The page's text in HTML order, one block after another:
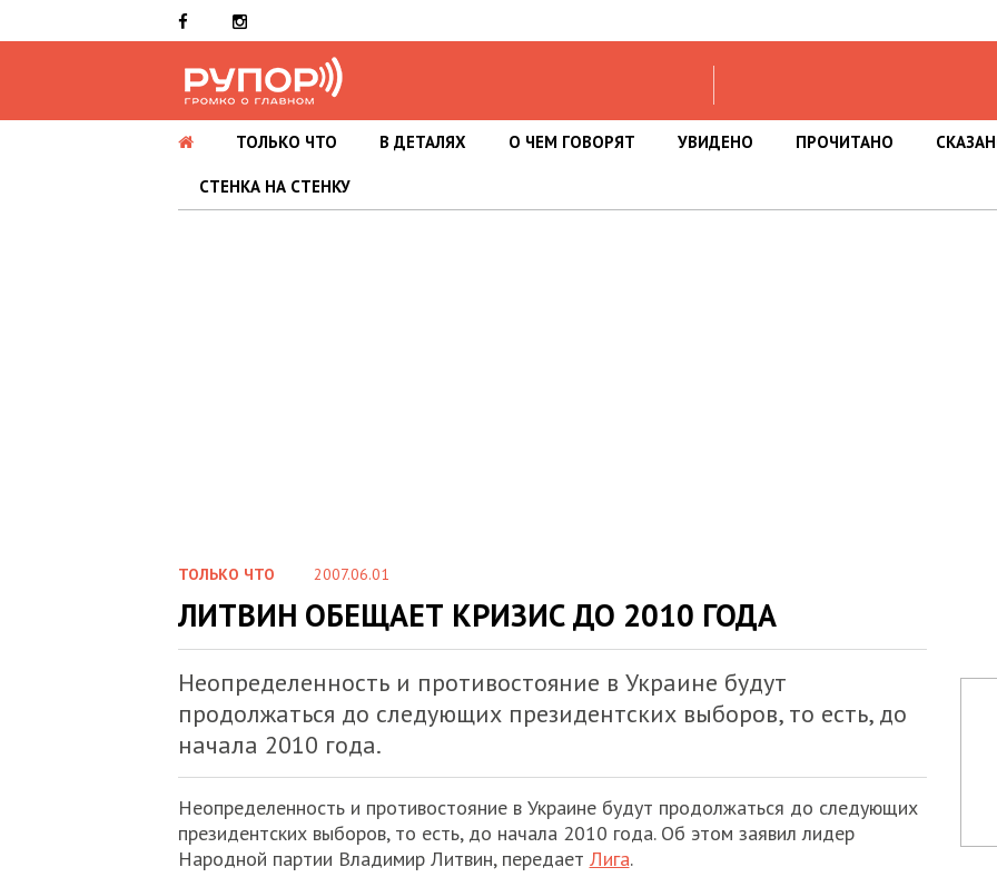
ТОЛЬКО ЧТО В ДЕТАЛЯХ О ЧЕМ ГОВОРЯТ УВИДЕНО ПРОЧИТАНО
СТЕНКА НА СТЕНКУ
ТОЛЬКО ЧТО 2007.06.01
ЛИТВИН ОБЕЩАЕТ КРИЗИС ДО 2010 ГОДА
Неопределенность и противостояние в Украине будут
продолжаться до следующих президентских выборов, то есть, до
начала 2010 года.
Неопределенность и противостояние в Украине будут продолжаться до следующих
президентских выборов, то есть, до начала 2010 года. Об этом заявил лидер
Народной партии Владимир Литвин, передает Лига.